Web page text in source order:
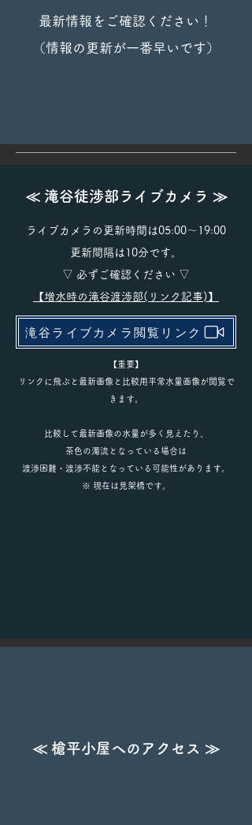
最新情報をご確認ください！
​（情報の更新が一番早いです）
≪ 滝谷徒渉部ライブカメラ ≫
ライブカメラの更新時間は05:00～19:00
更新間隔は10分です。
​▽ 必ずご確認ください ▽
【増水時の滝谷渡渉部(リンク記事)】
滝谷ライブカメラ閲覧リンク
【重要】
リンクに飛ぶと最新画像と比較用平常水量画像が閲覧で
きます。
比較して最新画像の水量が多く見えたり、
茶色の濁流となっている場合は
渡渉困難・渡渉不能となっている可能性があります。
※ 現在は見架橋です。
≪ 槍平小屋へのアクセス ≫